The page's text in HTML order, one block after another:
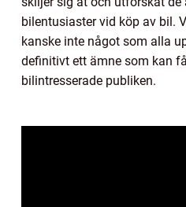
bilentusiaster vid köp av bil.
kanske inte något som alla
definitivt ett ämne som kan
bilintresserade publiken.